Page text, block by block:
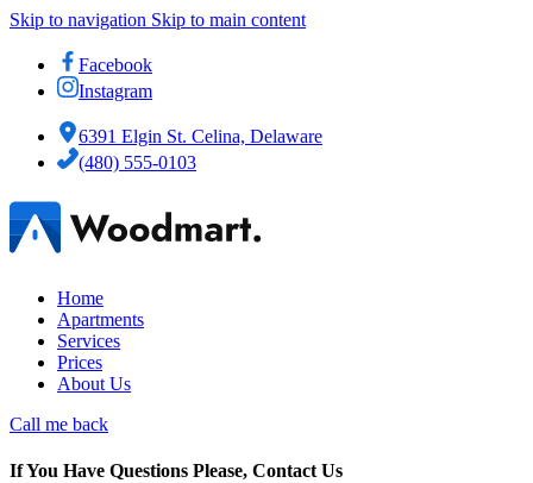
Skip to navigation Skip to main content
Facebook
Instagram
6391 Elgin St. Celina, Delaware
(480) 555-0103
Home
Apartments
Services
Prices
About Us
Call me back
If You Have Questions Please, Contact Us